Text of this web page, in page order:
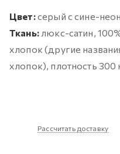
Цвет:серый с сине-
Ткань: люкс-сатин,
хлопок (другие
хлопок), плотность
Рассчитать доставку